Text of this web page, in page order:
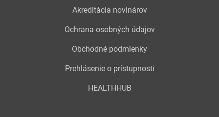
Akreditácia novinárov
Ochrana osobných údajov
Obchodné podmienky
Prehlásenie o prístupnosti
HEALTHHUB